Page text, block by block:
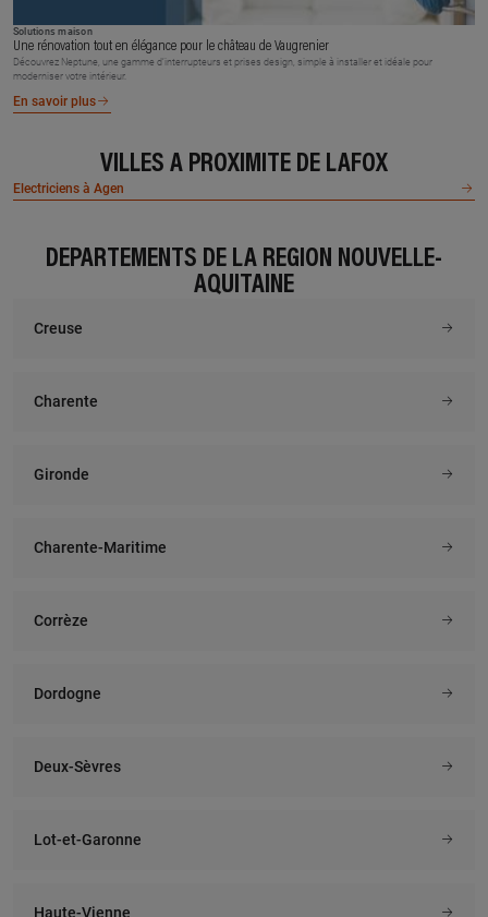
Solutions maison
Une rénovation tout en élégance pour le château de Vaugrenier
Découvrez Neptune, une gamme d’interrupteurs et prises design, simple à installer et idéale pour
moderniser votre intérieur.
En savoir plus
VILLES À PROXIMITÉ DE LAFOX
Electriciens à Agen
DÉPARTEMENTS DE LA RÉGION NOUVELLE-
AQUITAINE
Creuse
Charente
Gironde
Charente-Maritime
Corrèze
Dordogne
Deux-Sèvres
Lot-et-Garonne
Haute-Vienne